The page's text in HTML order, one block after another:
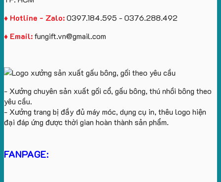
♦ Hotline - Zalo:0397.184.595 - 0376.288.492
♦ Email:fungift.vn@gmail.com
- Xưởng chuyên sản xuất gối cổ, gấu bông, thú nhồi bông theo
yêu cầu.
- Xưởng trang bị đầy đủ máy móc, dụng cụ in, thêu logo hiện
đại đáp ứng được thời gian hoàn thành sản phẩm.
FANPAGE: